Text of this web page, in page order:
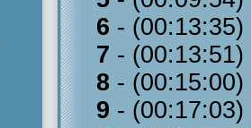
6 -
7 -
8 -
9 -